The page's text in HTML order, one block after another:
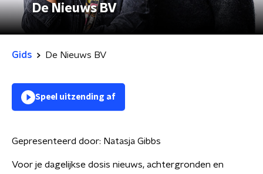
De Nieuws BV
Gids De Nieuws BV
Speel uitzending af
Gepresenteerd door: Natasja Gibbs
Voor je dagelijkse dosis nieuws, achtergronden en